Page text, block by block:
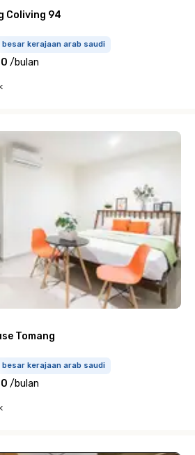
Coliving 94
kerajaan arab saudi
/bulan
Tomang
kerajaan arab saudi
/bulan